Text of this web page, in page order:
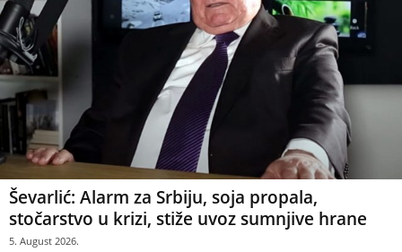
Ševarlić: Alarm za Srbiju, soja propala,
stočarstvo u krizi, stiže uvoz sumnjive hrane
5. August 2026.